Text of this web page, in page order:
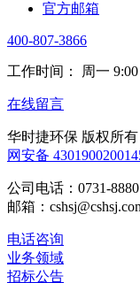
官方邮箱
400-807-3866
工作时间： 周一
在线留言
华时捷环保 版权所有
网安备
公司电话：0731-
邮箱：
电话咨询
业务领域
招标公告